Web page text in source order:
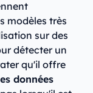
modèles très
sur des
détecter un
qu'il offre
données